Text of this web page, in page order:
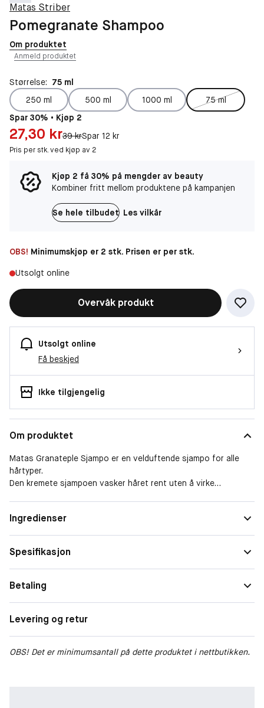
Matas Striber
Pomegranate Shampoo
Om produktet
Anmeld produktet
Størrelse: 75 ml
250 ml
500 ml 1000 ml
75 ml
Spar 30% • Kjøp 2
Pris: 27,30 kr
27,30 krOriginal pris:
39 krSpar 12 kr
Pris per stk. ved kjøp av 2
Kjøp 2 få 30% på mengder av beauty
Kombiner fritt mellom produktene på kampanjen
Se hele tilbudet Les vilkår
OBS! Minimumskjøp er 2 stk. Prisen er per stk.
Utsolgt online
Overvåk produkt
Utsolgt online
Få beskjed
Ikke tilgjengelig
Om produktet
Matas Granateple Sjampo er en velduftende sjampo for alle
hårtyper.
Den kremete sjampoen vasker håret rent uten å virke
naturlige barrieren i hodebunnen, slik at huden forblir frisk og
velpleid. Verdifull olje av macadamianøtt og provitamin B5 gir
hårets naturlige barriere.
Bruk
Vegansk (uten animalske ingredienser).
Hårtype
Ingredienser
Spesifikasjon
Betaling
Levering og retur
OBS! Det er minimumsantall på dette produktet i nettbutikken.